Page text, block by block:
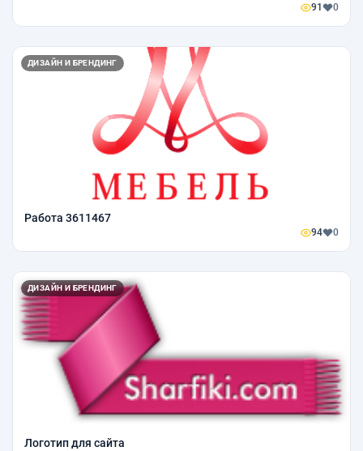
91 0
ДИЗАЙН И БРЕНДИНГ
Работа 3611467
94 0
ДИЗАЙН И БРЕНДИНГ
Логотип для сайта